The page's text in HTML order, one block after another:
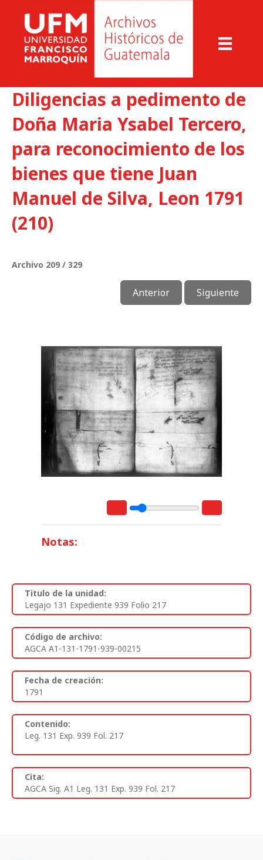
Diligencias a pedimento de
Doña Maria Ysabel Tercero,
para reconocimiento de los
bienes que tiene Juan
Manuel de Silva, Leon 1791
(210)
Archivo 209 / 329
Anterior Siguiente
Notas:
Titulo de la unidad:
Legajo 131 Expediente 939 Folio 217
Código de archivo:
AGCA A1-131-1791-939-00215
Fecha de creación:
1791
Contenido:
Leg. 131 Exp. 939 Fol. 217
Cita:
AGCA Sig. A1 Leg. 131 Exp. 939 Fol. 217